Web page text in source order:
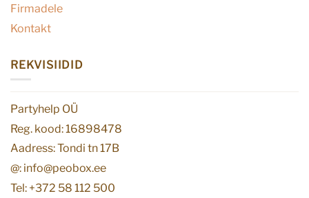
Firmadele
Kontakt
REKVISIIDID
Partyhelp OÜ
Reg. kood: 16898478
Aadress: Tondi tn 17B
@: info@peobox.ee
Tel: +372 58 112 500